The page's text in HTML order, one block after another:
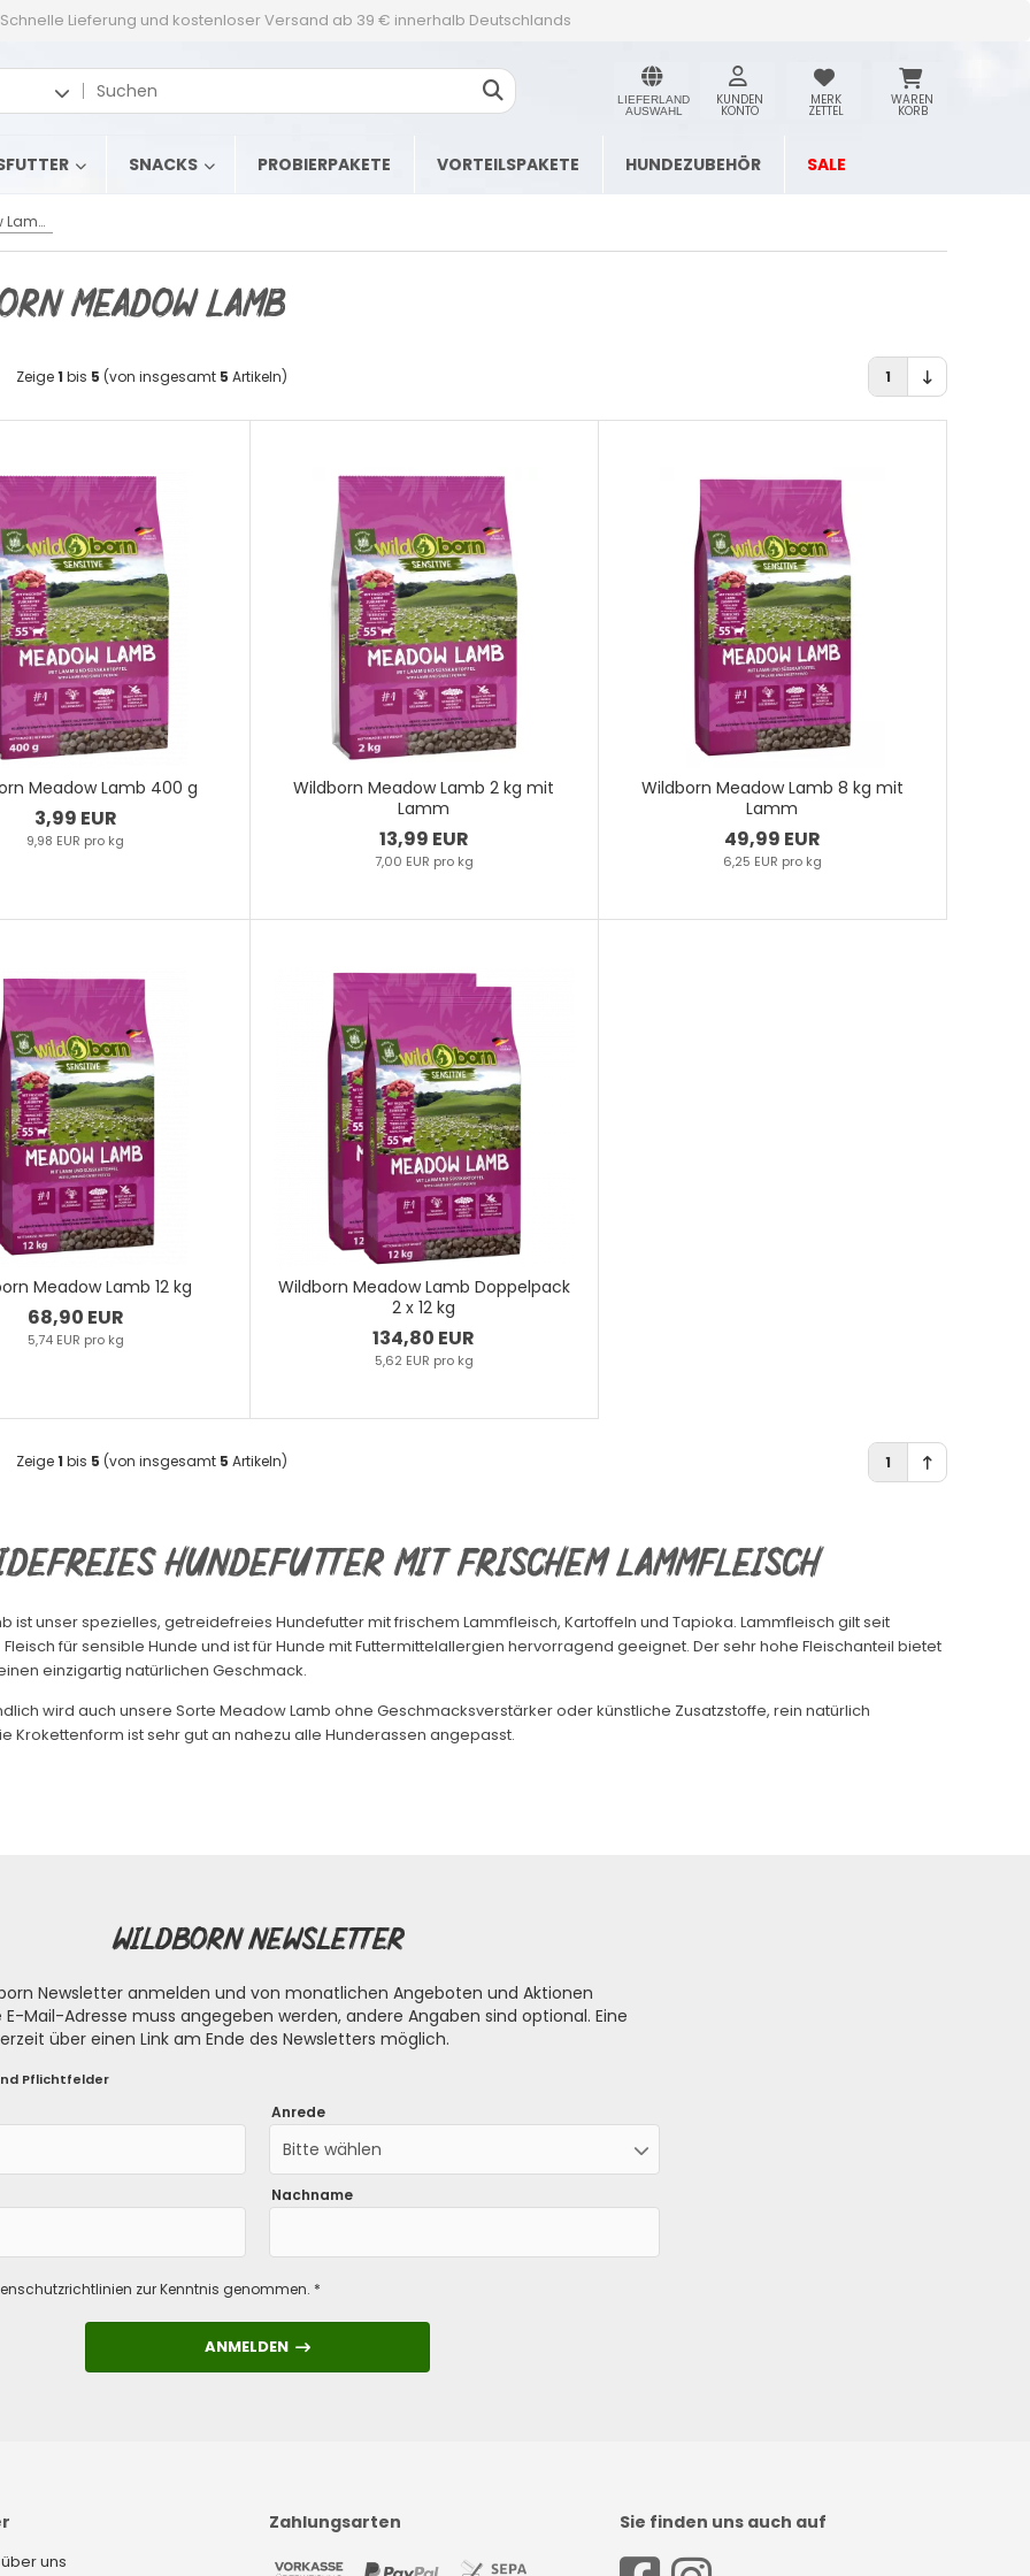
Schnelle Lieferung und kostenloser Versand ab 39 € innerhalb Deutschlands
LIEFERLAND
AUSWAHL
KUNDEN
KONTO
MERK
ZETTEL
WAREN
KORB
SNACKS PROBIERPAKETE VORTEILSPAKETE HUNDEZUBEHÖR SALE
WILDBORN Meadow Lamb - mit frischem Lammfleisch
Meadow Lamb
Zeige1 bis 5 (von insgesamt 5 Artikeln) 1
Meadow Lamb 400 g
3,99 EUR
9,98 EUR pro kg
Wildborn Meadow Lamb 2 kg mit
Lamm
13,99 EUR
7,00 EUR pro kg
Wildborn Meadow Lamb 8 kg mit
Lamm
49,99 EUR
6,25 EUR pro kg
Meadow Lamb 12 kg
68,90 EUR
5,74 EUR pro kg
Wildborn Meadow Lamb Doppelpack
2 x 12 kg
134,80 EUR
5,62 EUR pro kg
Zeige1 bis 5 (von insgesamt 5 Artikeln) 1
Hundefutter mit frischem Lammfleisch
ist unser spezielles, getreidefreies Hundefutter mit frischem Lammfleisch, Kartoffeln und Tapioka. Lammfleisch gilt seit
für sensible Hunde und ist für Hunde mit Futtermittelallergien hervorragend geeignet. Der sehr hohe Fleischanteil bietet
einzigartig natürlichen Geschmack.
wird auch unsere Sorte Meadow Lamb ohne Geschmacksverstärker oder künstliche Zusatzstoffe, rein natürlich
Krokettenform ist sehr gut an nahezu alle Hunderassen angepasst.
Wildborn Newsletter
Newsletter anmelden und von monatlichen Angeboten und Aktionen
Mail-Adresse muss angegeben werden, andere Angaben sind optional. Eine
über einen Link am Ende des Newsletters möglich.
Pflichtfelder
Anrede
Bitte wählen
Nachname
zur Kenntnis genommen. *
ANMELDEN
ANMELDEN
uns
Zahlungsarten Sie finden uns auch auf